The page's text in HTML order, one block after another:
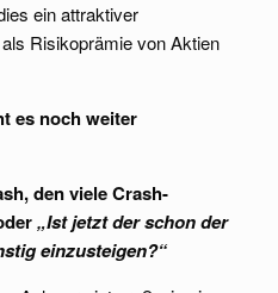
ein attraktiver
Risikoprämie von Aktien
es noch weiter
den viele Crash-
„Ist jetzt der schon der
einzusteigen?“